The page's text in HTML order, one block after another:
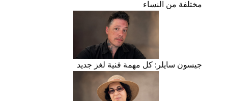
مختلفة من النساء
جيسون سايلر: كل مهمة فنية لغز جديد